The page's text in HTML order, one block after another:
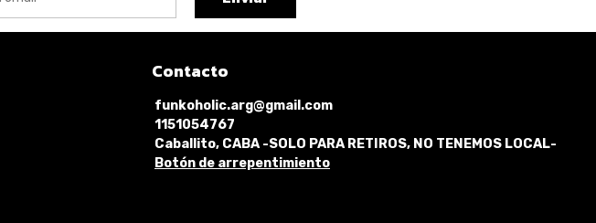
Contacto
funkoholic.arg@gmail.com
1151054767
Caballito, CABA -SOLO PARA RETIROS, NO TENEMOS LOCAL-
Botón de arrepentimiento